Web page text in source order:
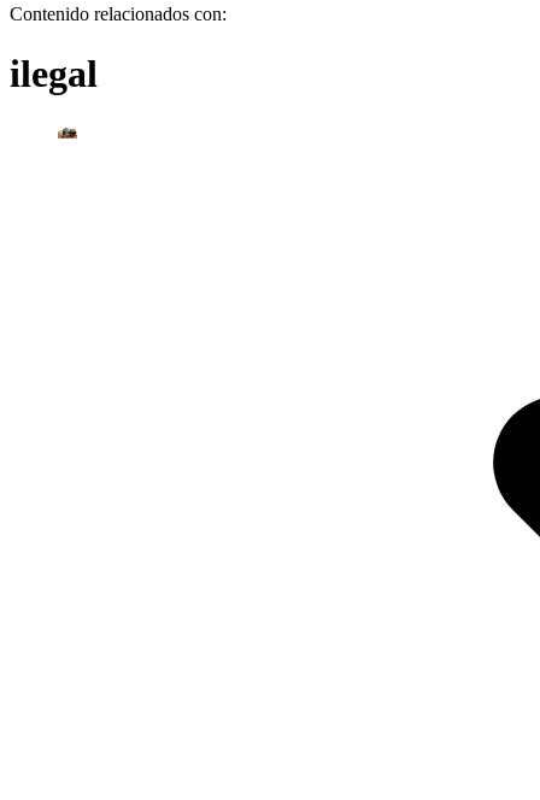
Contenido relacionados con:
ilegal